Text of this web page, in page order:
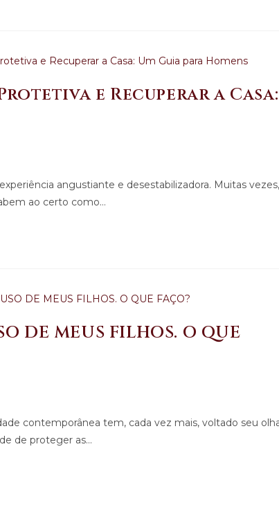
e Recuperar a Casa:
angustiante e desestabilizadora. Muitas vezes,
ao certo como…
DE MEUS FILHOS. O QUE
contemporânea tem, cada vez mais, voltado seu
de proteger as…